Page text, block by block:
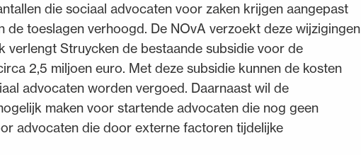
die sociaal advocaten voor zaken krijgen aangepast
de toeslagen verhoogd. De NOvA verzoekt deze wijzigingen
Struycken de bestaande subsidie voor de
2,5 miljoen euro. Met deze subsidie kunnen de kosten
advocaten worden vergoed. Daarnaast wil de
maken voor startende advocaten die nog geen
advocaten die door externe factoren tijdelijke